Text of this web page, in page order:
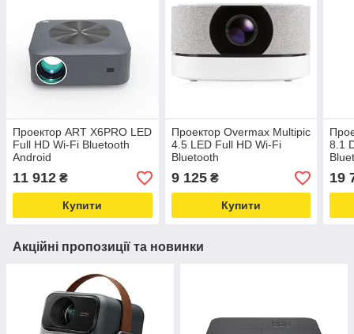
Проектор ART X6PRO LED
Full HD Wi-Fi Bluetooth
Android
11 912 ₴
Купити
Проектор Overmax Multipic
4.5 LED Full HD Wi-Fi
Bluetooth
9 125₴
Купити
8.1
19
Акційні пропозиції та новинки